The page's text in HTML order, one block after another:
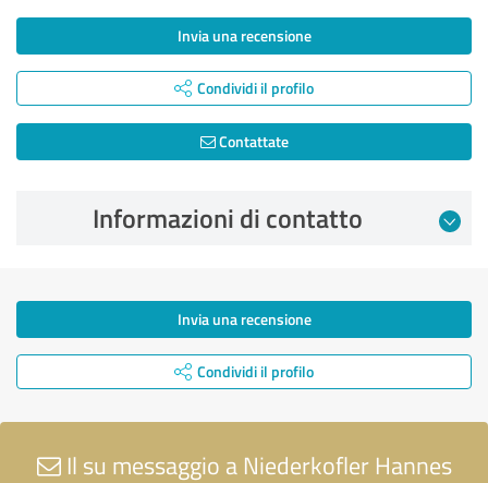
Invia una recensione
Condividi il profilo
Contattate
Informazioni di contatto
Invia una recensione
Condividi il profilo
Il su messaggio a Niederkofler Hannes